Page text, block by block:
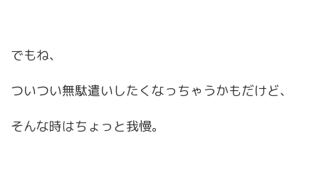
でもね、
ついつい無駄遣いしたくなっちゃうかもだけど、
そんな時はちょっと我慢。